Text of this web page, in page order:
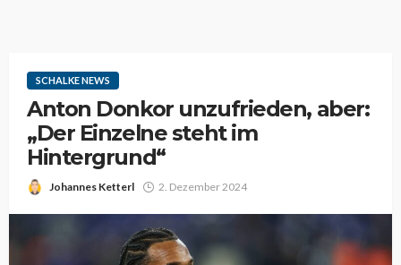
SCHALKE NEWS
Anton Donkor unzufrieden, aber:
„Der Einzelne steht im
Hintergrund“
Johannes Ketterl 2. Dezember 2024